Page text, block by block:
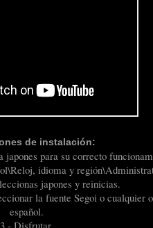
de instalación:
para su correcto
idioma y
japones y reinicias.
la fuente Segoi o cualquier
español.
3.- Disfrutar.